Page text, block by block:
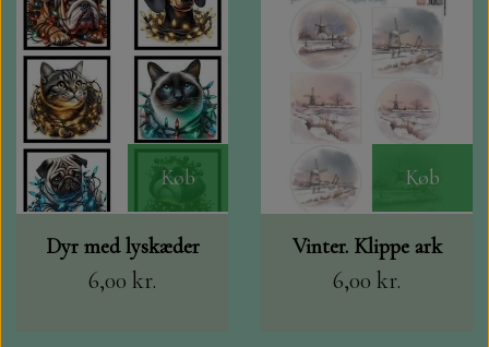
KORT /KUVERTER I SAMPAK.
TOPPERS
MARIANNE DESIGN
BÅND OG SNOR
BAGGRUNDS HÆFTER, JUNK JOURNAL,
Køb
Dyr med lyskæder
6,00 kr.
Køb
Vinter. Klippe ark
6,00 kr.